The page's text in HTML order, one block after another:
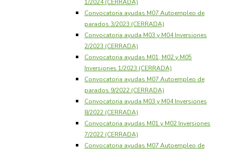
1/2024 (CERRADA)
Convocatoria ayudas M07 Autoempleo de
parados 3/2023 (CERRADA)
Convocatoria ayuda M03 y M04 Inversiones
2/2023 (CERRADA)
Convocatoria ayudas M01, M02 y M05
Inversiones 1/2023 (CERRADA)
Convocatoria ayudas M07 Autoempleo de
parados 9/2022 (CERRADA)
Convocatoria ayuda M03 y M04 Inversiones
8/2022 (CERRADA)
Convocatoria ayudas M01 y M02 Inversiones
7/2022 (CERRADA)
Convocatoria ayudas M07 Autoempleo de